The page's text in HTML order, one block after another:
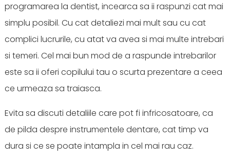
programarea la dentist, incearca sa ii raspunzi cat mai
simplu posibil. Cu cat detaliezi mai mult sau cu cat
complici lucrurile, cu atat va avea si mai multe intrebari
si temeri. Cel mai bun mod de a raspunde intrebarilor
este sa ii oferi copilului tau o scurta prezentare a ceea
ce urmeaza sa traiasca.
Evita sa discuti detaliile care pot fi infricosatoare, ca
de pilda despre instrumentele dentare, cat timp va
dura si ce se poate intampla in cel mai rau caz.